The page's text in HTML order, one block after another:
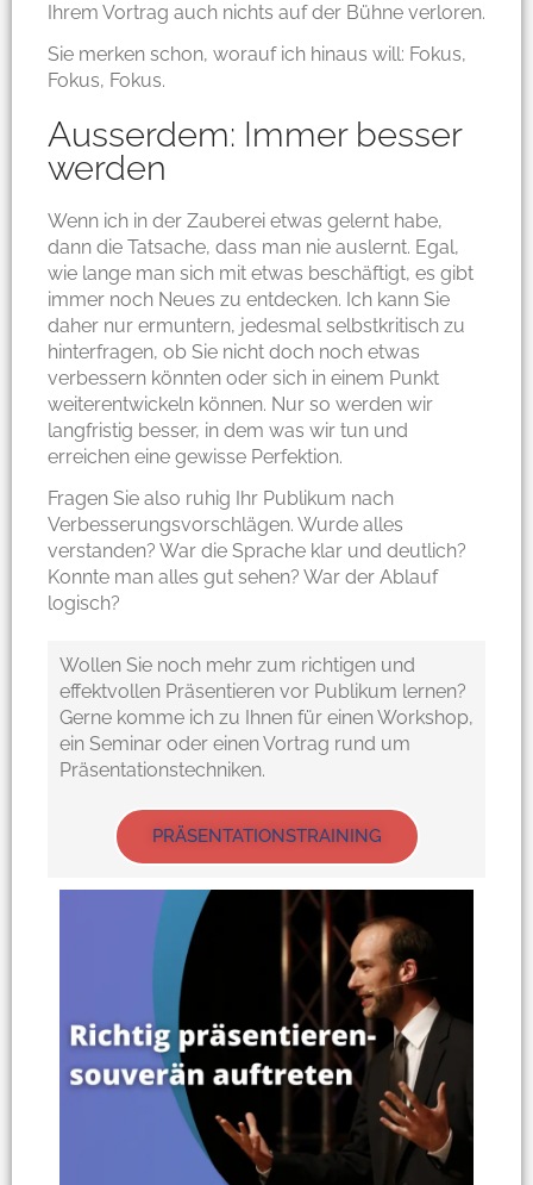
Ihrem Vortrag auch nichts auf der Bühne verloren.
Sie merken schon, worauf ich hinaus will: Fokus,
Fokus, Fokus.
Ausserdem: Immer besser
werden
Wenn ich in der Zauberei etwas gelernt habe,
dann die Tatsache, dass man nie auslernt. Egal,
wie lange man sich mit etwas beschäftigt, es gibt
immer noch Neues zu entdecken. Ich kann Sie
daher nur ermuntern, jedesmal selbstkritisch zu
hinterfragen, ob Sie nicht doch noch etwas
verbessern könnten oder sich in einem Punkt
weiterentwickeln können. Nur so werden wir
langfristig besser, in dem was wir tun und
erreichen eine gewisse Perfektion.
Fragen Sie also ruhig Ihr Publikum nach
Verbesserungsvorschlägen. Wurde alles
verstanden? War die Sprache klar und deutlich?
Konnte man alles gut sehen? War der Ablauf
logisch?
Wollen Sie noch mehr zum richtigen und
effektvollen Präsentieren vor Publikum lernen?
Gerne komme ich zu Ihnen für einen Workshop,
ein Seminar oder einen Vortrag rund um
Präsentationstechniken.
PRÄSENTATIONSTRAINING